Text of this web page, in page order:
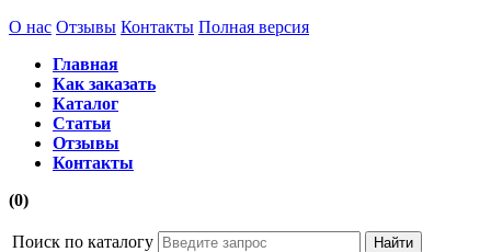
О нас Отзывы Контакты Полная версия
Главная
Как заказать
Каталог
Статьи
Отзывы
Контакты
(0)
Поиск по каталогу